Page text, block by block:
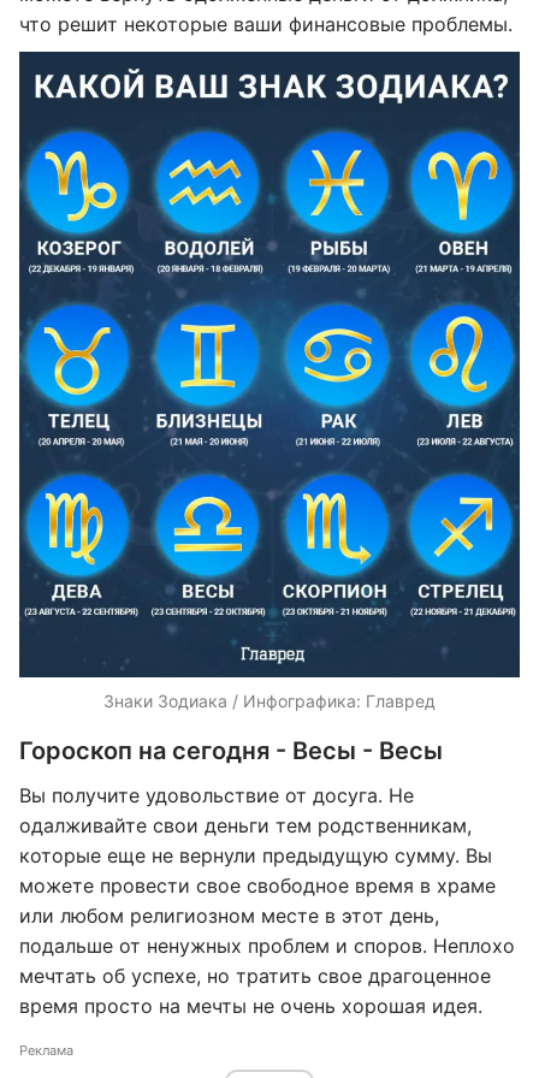
что решит некоторые ваши финансовые проблемы.
Знаки Зодиака / Инфографика: Главред
Гороскоп на сегодня - Весы - Весы
Вы получите удовольствие от досуга. Не
одалживайте свои деньги тем родственникам,
которые еще не вернули предыдущую сумму. Вы
можете провести свое свободное время в храме
или любом религиозном месте в этот день,
подальше от ненужных проблем и споров. Неплохо
мечтать об успехе, но тратить свое драгоценное
время просто на мечты не очень хорошая идея.
Реклама